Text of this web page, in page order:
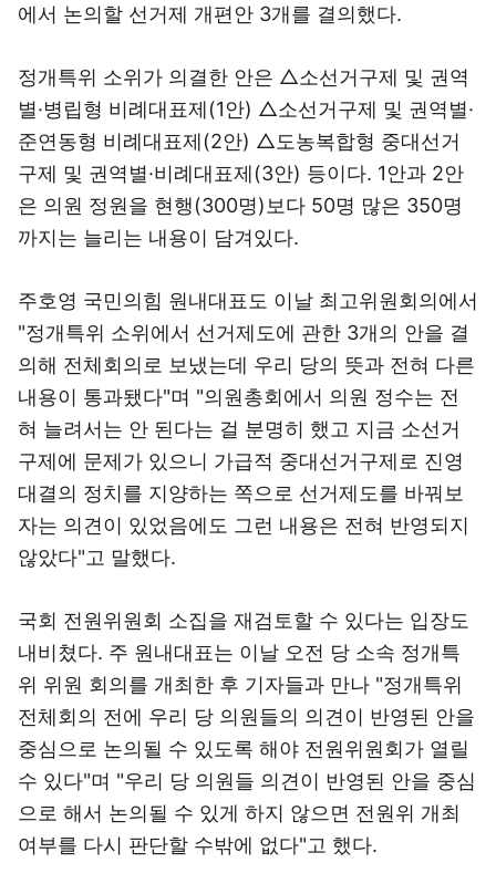
에서 논의할 선거제 개편안 3개를 결의했다.
정개특위 소위가 의결한 안은 △소선거구제 및 권역
별·병립형 비례대표제(1안) △소선거구제 및 권역별·
준연동형 비례대표제(2안) △도농복합형 중대선거
구제 및 권역별·비례대표제(3안) 등이다. 1안과 2안
은 의원 정원을 현행(300명)보다 50명 많은 350명
까지는 늘리는 내용이 담겨있다.
주호영 국민의힘 원내대표도 이날 최고위원회의에서
"정개특위 소위에서 선거제도에 관한 3개의 안을 결
의해 전체회의로 보냈는데 우리 당의 뜻과 전혀 다른
내용이 통과됐다"며 "의원총회에서 의원 정수는 전
혀 늘려서는 안 된다는 걸 분명히 했고 지금 소선거
구제에 문제가 있으니 가급적 중대선거구제로 진영
대결의 정치를 지양하는 쪽으로 선거제도를 바꿔보
자는 의견이 있었음에도 그런 내용은 전혀 반영되지
않았다"고 말했다.
국회 전원위원회 소집을 재검토할 수 있다는 입장도
내비쳤다. 주 원내대표는 이날 오전 당 소속 정개특
위 위원 회의를 개최한 후 기자들과 만나 "정개특위
전체회의 전에 우리 당 의원들의 의견이 반영된 안을
중심으로 논의될 수 있도록 해야 전원위원회가 열릴
수 있다"며 "우리 당 의원들 의견이 반영된 안을 중심
으로 해서 논의될 수 있게 하지 않으면 전원위 개최
여부를 다시 판단할 수밖에 없다"고 했다.